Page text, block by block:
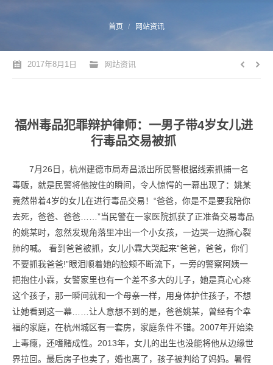
首页 网站资讯
2017年8月1日 网站资讯
福州毒品犯罪辩护律师：一男子带4岁女儿进
行毒品交易被抓
7月26日，杭州建德市局寿昌派出所民警根据线索抓捕一名
毒贩，就是民警将他按住的瞬间，令人惊愕的一幕出现了：姚某
竟然带着4岁的女儿在进行毒品交易！“爸爸，你是不是要我陪你
去死，爸爸、爸爸……”当民警在一家医院抓获了正准备交易毒品
的姚某时，忽然发现角落里冲出一个小女孩，一边哭一边撕心裂
肺的喊。 看到爸爸被抓，女儿小霖大哭起来“爸爸，爸爸，你们
不要抓我爸爸!”眼泪顺着她的脸颊不断流下，一旁的警察阿姨一
把抱住小霖，女警家里也有一个差不多大的儿子，她是真心心疼
这个孩子，那一瞬间就和一个母亲一样，用身体护住孩子，不想
让她看到这一幕……让人意想不到的是，爸爸姚某，曾经有个幸
福的家庭，在杭州城区有一套房，家庭条件不错。2007年开始染
上毒瘾，还嗜赌成性。2013年，女儿的出生也没能将他从边缘世
界拉回。最后房子也卖了，婚也离了，孩子被判给了妈妈。暑假